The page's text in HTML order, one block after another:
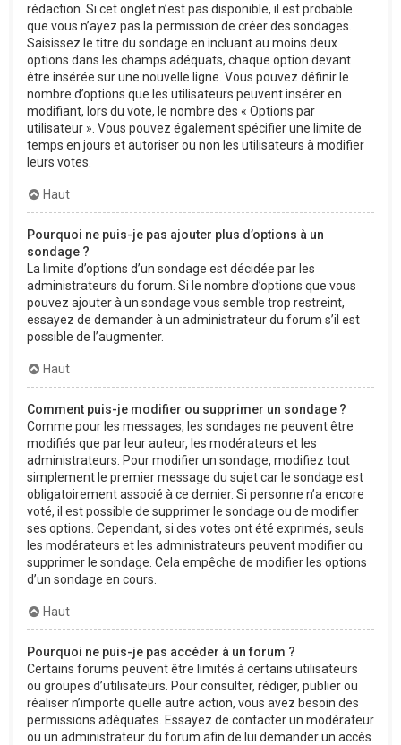
rédaction. Si cet onglet n’est pas disponible, il est probable
que vous n’ayez pas la permission de créer des sondages.
Saisissez le titre du sondage en incluant au moins deux
options dans les champs adéquats, chaque option devant
être insérée sur une nouvelle ligne. Vous pouvez définir le
nombre d’options que les utilisateurs peuvent insérer en
modifiant, lors du vote, le nombre des « Options par
utilisateur ». Vous pouvez également spécifier une limite de
temps en jours et autoriser ou non les utilisateurs à modifier
leurs votes.
Haut
Pourquoi ne puis-je pas ajouter plus d’options à un
sondage ?
La limite d’options d’un sondage est décidée par les
administrateurs du forum. Si le nombre d’options que vous
pouvez ajouter à un sondage vous semble trop restreint,
essayez de demander à un administrateur du forum s’il est
possible de l’augmenter.
Haut
Comment puis-je modifier ou supprimer un sondage ?
Comme pour les messages, les sondages ne peuvent être
modifiés que par leur auteur, les modérateurs et les
administrateurs. Pour modifier un sondage, modifiez tout
simplement le premier message du sujet car le sondage est
obligatoirement associé à ce dernier. Si personne n’a encore
voté, il est possible de supprimer le sondage ou de modifier
ses options. Cependant, si des votes ont été exprimés, seuls
les modérateurs et les administrateurs peuvent modifier ou
supprimer le sondage. Cela empêche de modifier les options
d’un sondage en cours.
Haut
Pourquoi ne puis-je pas accéder à un forum ?
Certains forums peuvent être limités à certains utilisateurs
ou groupes d’utilisateurs. Pour consulter, rédiger, publier ou
réaliser n’importe quelle autre action, vous avez besoin des
permissions adéquates. Essayez de contacter un modérateur
ou un administrateur du forum afin de lui demander un accès.